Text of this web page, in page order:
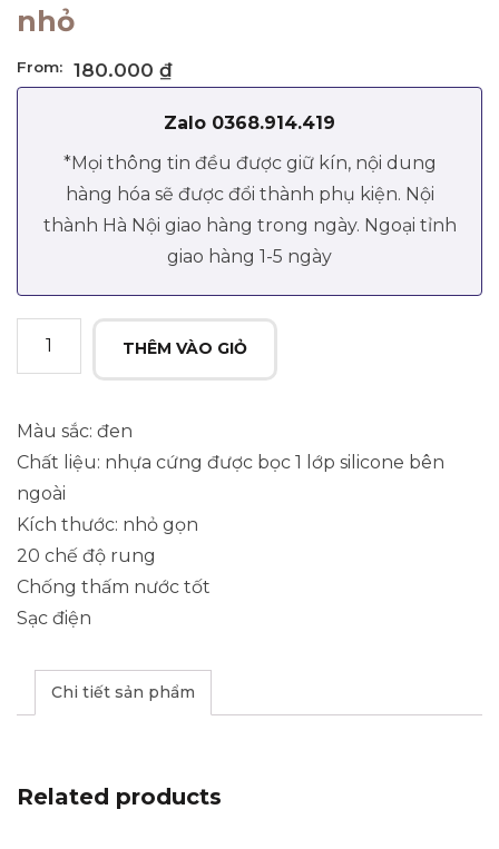
nhỏ
From: 180.000 ₫
Zalo 0368.914.419
*Mọi thông tin đều được giữ kín, nội dung
hàng hóa sẽ được đổi thành phụ kiện. Nội
thành Hà Nội giao hàng trong ngày. Ngoại tỉnh
giao hàng 1-5 ngày
sạc
điện
siêu
nhỏ
quantity
THÊM VÀO GIỎ
Màu sắc: đen
Chất liệu: nhựa cứng được bọc 1 lớp silicone bên
ngoài
Kích thước: nhỏ gọn
20 chế độ rung
Chống thấm nước tốt
Sạc điện
Chi tiết sản phẩm
Related products